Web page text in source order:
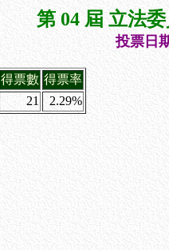
第 04 屆 立法
投票日
得票數 得票率
21 2.29%